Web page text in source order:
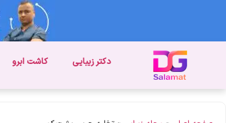
دکتر زیبایی کاشت ابرو